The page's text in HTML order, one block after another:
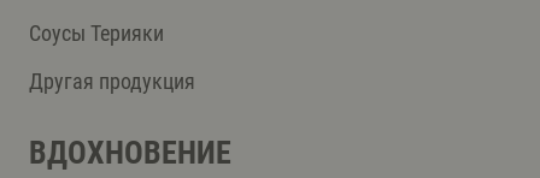
Соусы Терияки
Другая продукция
ВДОХНОВЕНИЕ